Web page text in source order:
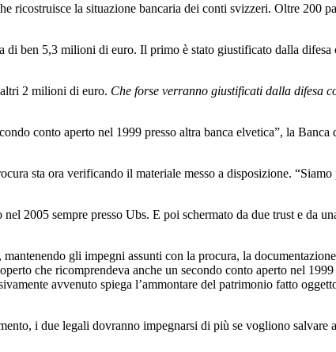
ricostruisce la situazione bancaria dei conti svizzeri. Oltre 200
ben 5,3 milioni di euro. Il primo è stato giustificato dalla difesa
2 milioni di euro. Che forse verranno giustificati dalla difesa
conto aperto nel 1999 presso altra banca elvetica”, la Banca
sta ora verificando il materiale messo a disposizione.
2005 sempre presso Ubs. E poi schermato da due trust e da
gli impegni assunti con la procura, la
che ricomprendeva anche un secondo conto aperto nel 1999
avvenuto spiega l’ammontare del patrimonio fatto
i due legali dovranno impegnarsi di più se vogliono salvare